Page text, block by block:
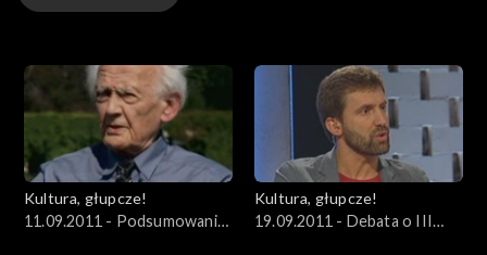
Kultura, głupcze!
11.09.2011 - Podsumowanie
Kultura, głupcze!
19.09.2011 - Debata o III